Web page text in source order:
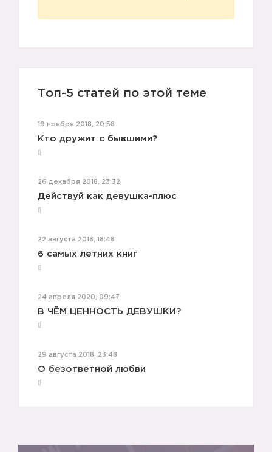
Топ-5 статей по этой теме
19 ноября 2018, 20:58
Кто дружит с бывшими?
26 декабря 2018, 23:32
Действуй как девушка-плюс
22 августа 2018, 18:48
6 самых летних книг
24 апреля 2020, 09:47
В ЧЁМ ЦЕННОСТЬ ДЕВУШКИ?
29 августа 2018, 23:48
О безответной любви